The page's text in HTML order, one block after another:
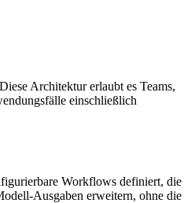
Architektur erlaubt es Teams,
einschließlich
Workflows definiert, die
Ausgaben erweitern, ohne die